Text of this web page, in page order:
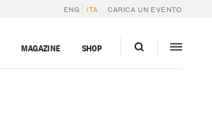
ENG ITA CARICA UN EVENTO
MAGAZINE SHOP